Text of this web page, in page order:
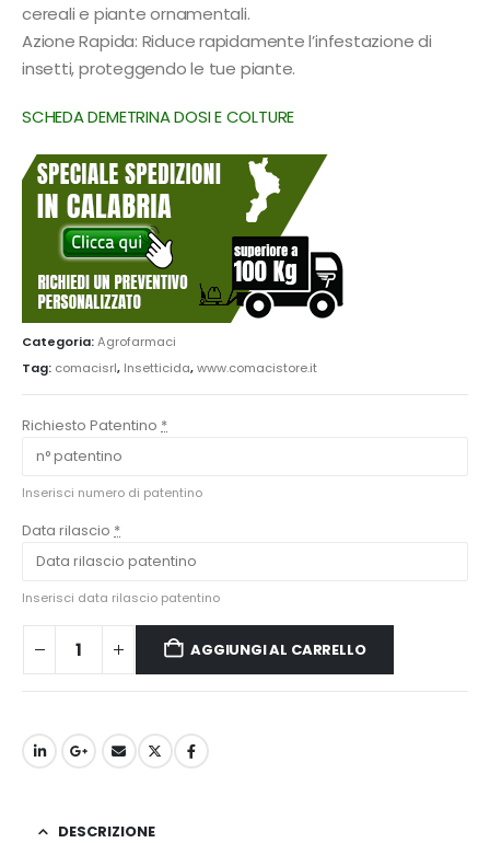
cereali e piante ornamentali.
Azione Rapida: Riduce rapidamente l’infestazione di
insetti, proteggendo le tue piante.
SCHEDA DEMETRINA DOSI E COLTURE
Categoria:Agrofarmaci
Tag: comacisrl, Insetticida,www.comacistore.it
Richiesto Patentino *
Inserisci numero di patentino
Data rilascio *
Inserisci data rilascio patentino
AGGIUNGI AL CARRELLO
DESCRIZIONE